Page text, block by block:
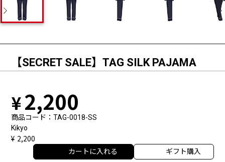
【SECRET SALE】TAG SILK PAJAMA
2,200
商品コード
TAG-0018-SS
Kikyo
2,200
カートに入れる ギフト購入